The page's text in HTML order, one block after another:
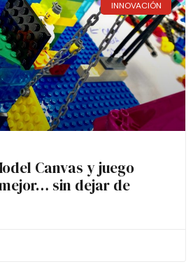
INNOVACIÓN
Canvas y juego
sin dejar de